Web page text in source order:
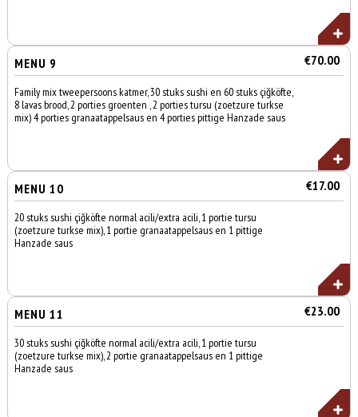
MENU 9 €70.00
Family mix tweepersoons katmer, 30 stuks sushi en 60 stuks çiğköfte,
8 lavas brood, 2 porties groenten , 2 porties tursu (zoetzure turkse
mix) 4 porties granaatappelsaus en 4 porties pittige Hanzade saus
MENU 10 €17.00
20 stuks sushi çiğköfte normal acili/extra acili, 1 portie tursu
(zoetzure turkse mix), 1 portie granaatappelsaus en 1 pittige
Hanzade saus
MENU 11 €23.00
30 stuks sushi çiğköfte normal acili/extra acili, 1 portie tursu
(zoetzure turkse mix), 2 portie granaatappelsaus en 1 pittige
Hanzade saus